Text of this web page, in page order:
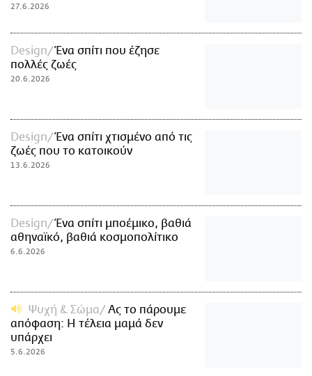
27.6.2026
Design
Ένα σπίτι που έζησε
πολλές ζωές
20.6.2026
Design
Ένα σπίτι χτισμένο από τις
ζωές που το κατοικούν
13.6.2026
Design
Ένα σπίτι μποέμικο, βαθιά
αθηναϊκό, βαθιά κοσμοπολίτικο
6.6.2026
Ψυχή & Σώμα
Ας το πάρουμε
απόφαση: Η τέλεια μαμά δεν
υπάρχει
5.6.2026